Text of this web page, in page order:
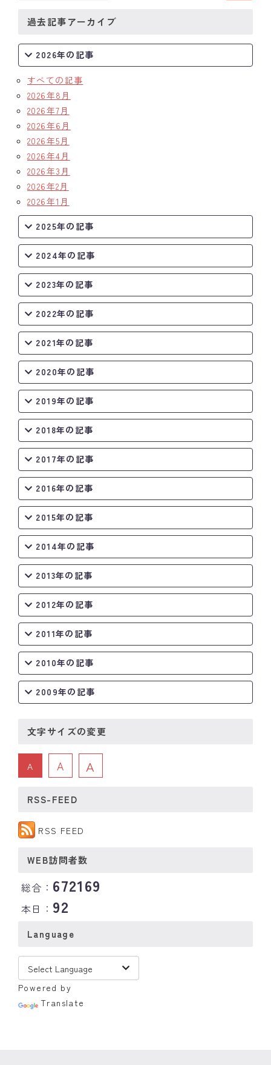
過去記事アーカイブ
2026年の記事
すべての記事
2026年8月
2026年7月
2026年6月
2026年5月
2026年4月
2026年3月
2026年2月
2026年1月
2025年の記事
2024年の記事
2023年の記事
2022年の記事
2021年の記事
2020年の記事
2019年の記事
2018年の記事
2017年の記事
2016年の記事
2015年の記事
2014年の記事
2013年の記事
2012年の記事
2011年の記事
2010年の記事
2009年の記事
文字サイズの変更
A A A
RSS-FEED
RSS FEED
WEB訪問者数
総合： 672169
本日： 92
Language
Powered by
Translate